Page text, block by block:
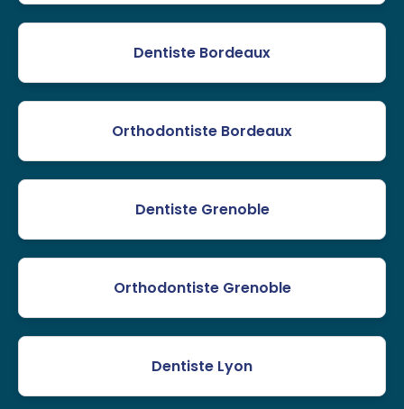
Dentiste Bordeaux
Orthodontiste Bordeaux
Dentiste Grenoble
Orthodontiste Grenoble
Dentiste Lyon